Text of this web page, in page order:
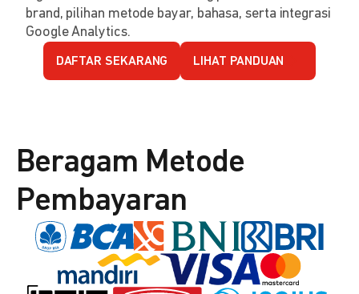
brand, pilihan metode bayar, bahasa, serta integrasi
Google Analytics.
DAFTAR SEKARANG LIHAT PANDUAN
Beragam Metode
Pembayaran